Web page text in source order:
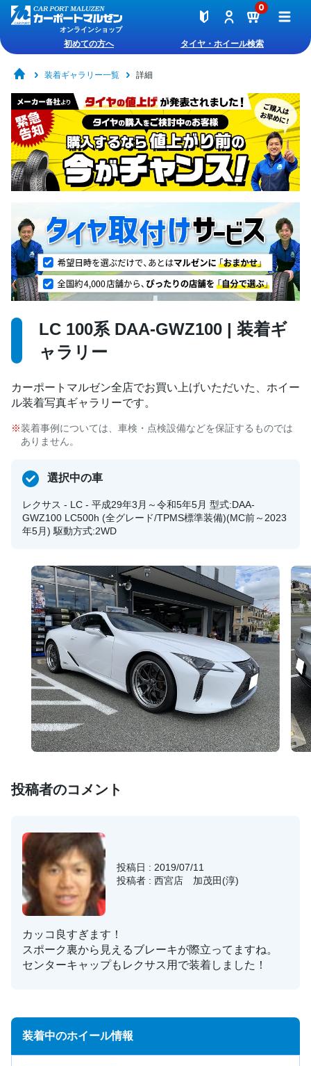
オンラインショップ
0
初めての方へ タイヤ・ホイール検索
装着ギャラリー一覧 詳細
LC 100系 DAA-GWZ100 | 装着ギ
ャラリー
カーポートマルゼン全店でお買い上げいただいた、ホイー
ル装着写真ギャラリーです。
装着事例については、車検・点検設備などを保証するものでは
ありません。
選択中の車
レクサス - LC - 平成29年3月～令和5年5月 型式:DAA-
GWZ100 LC500h (全グレード/TPMS標準装備)(MC前～2023
年5月) 駆動方式:2WD
投稿者のコメント
投稿日 : 2019/07/11
投稿者 : 西宮店 加茂田(淳)
カッコ良すぎます！
スポーク裏から見えるブレーキが際立ってますね。
センターキャップもレクサス用で装着しました！
装着中のホイール情報